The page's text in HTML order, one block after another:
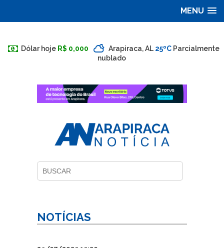
MENU
Dólar hoje R$ 0,000 Arapiraca, AL 25ºC Parcialmente
nublado
NOTÍCIAS